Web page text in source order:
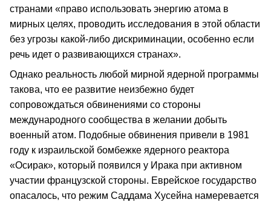
странами «право использовать энергию атома в
мирных целях, проводить исследования в этой области
без угрозы какой-либо дискриминации, особенно если
речь идет о развивающихся странах».
Однако реальность любой мирной ядерной программы
такова, что ее развитие неизбежно будет
сопровождаться обвинениями со стороны
международного сообщества в желании добыть
военный атом. Подобные обвинения привели в 1981
году к израильской бомбежке ядерного реактора
«Осирак», который появился у Ирака при активном
участии французской стороны. Еврейское государство
опасалось, что режим Саддама Хусейна намеревается